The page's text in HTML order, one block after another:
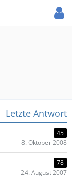
Letzte Antwort
45
8. Oktober 2008
78
24. August 2007